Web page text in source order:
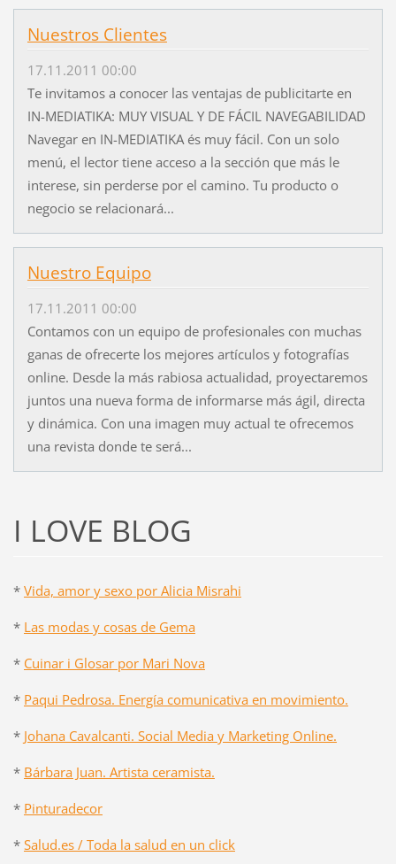
Nuestros Clientes
17.11.2011 00:00
Te invitamos a conocer las ventajas de publicitarte en
IN-MEDIATIKA: MUY VISUAL Y DE FÁCIL NAVEGABILIDAD
Navegar en IN-MEDIATIKA és muy fácil. Con un solo
menú, el lector tiene acceso a la sección que más le
interese, sin perderse por el camino. Tu producto o
negocio se relacionará...
Nuestro Equipo
17.11.2011 00:00
Contamos con un equipo de profesionales con muchas
ganas de ofrecerte los mejores artículos y fotografías
online. Desde la más rabiosa actualidad, proyectaremos
juntos una nueva forma de informarse más ágil, directa
y dinámica. Con una imagen muy actual te ofrecemos
una revista donde te será...
I LOVE BLOG
* Vida, amor y sexo por Alicia Misrahi
* Las modas y cosas de Gema
* Cuinar i Glosar por Mari Nova
* Paqui Pedrosa. Energía comunicativa en movimiento.
* Johana Cavalcanti. Social Media y Marketing Online.
* Bárbara Juan. Artista ceramista.
* Pinturadecor
* Salud.es / Toda la salud en un click